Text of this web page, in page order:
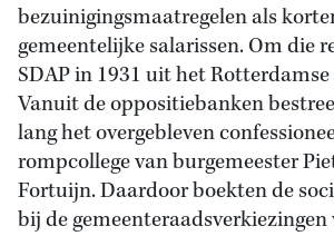
bezuinigingsmaatregelen als
gemeentelijke salarissen. Om die
SDAP in 1931 uit het
Vanuit de oppositiebanken
lang het overgebleven
rompcollege van burgemeester
Fortuijn. Daardoor boekten de
bij de